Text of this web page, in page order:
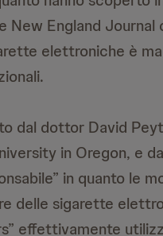
New England
elettroniche è
dal dottor David
in Oregon, e
in quanto le
delle sigarette
effettivamente